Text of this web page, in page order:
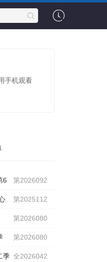
手机观看
第2026092
6
第2025112
第2026080
第2026080
全2026042
季